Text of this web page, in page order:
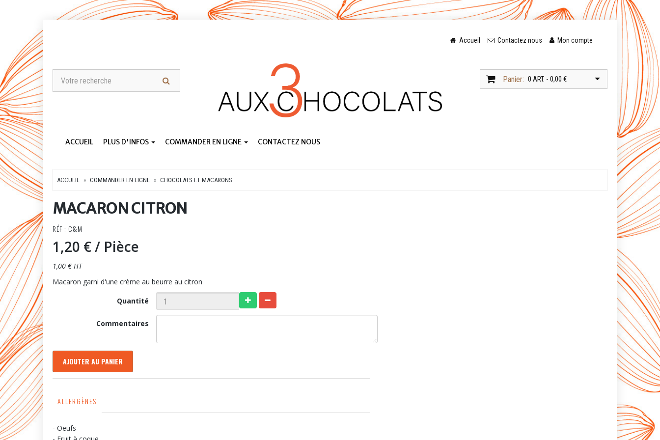
Accueil Contactez nous Mon compte
Panier: 0 ART. - 0,00 €
ACCUEIL PLUS D'INFOS COMMANDER EN LIGNE CONTACTEZ NOUS
ACCUEIL COMMANDER EN LIGNE CHOCOLATS ET MACARONS
MACARON CITRON
RÉF : C&M
1,20 €/ Pièce
1,00 € HT
Macaron garni d'une crème au beurre au citron
Quantité
Commentaires
AJOUTER AU PANIER
ALLERGÈNES
- Oeufs